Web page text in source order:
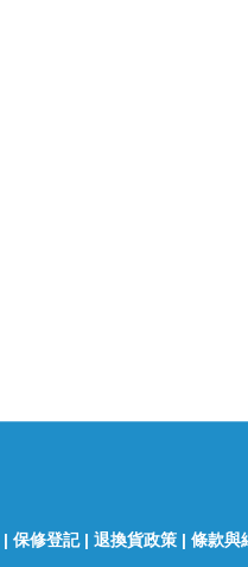
| 保修登記| 退換貨政策 | 條款與